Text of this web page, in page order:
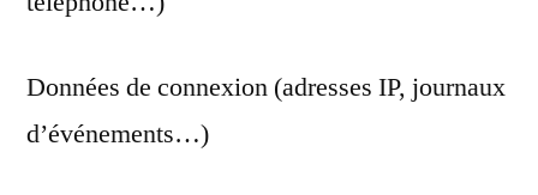
Données de connexion (adresses IP, journaux
d’événements…)